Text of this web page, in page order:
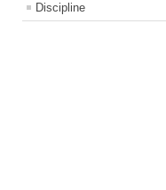
Discipline